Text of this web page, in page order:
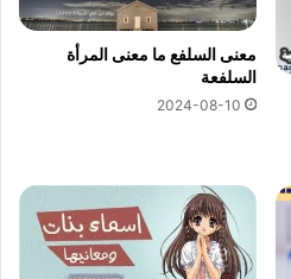
معنى السلفع ما معنى المرأة
السلفعة
2024-08-10